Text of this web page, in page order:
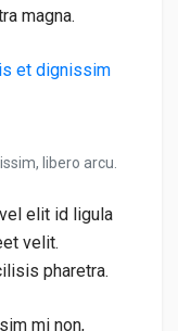
magna.
et dignissim
libero arcu.
elit id ligula
velit.
pharetra.
mi non,